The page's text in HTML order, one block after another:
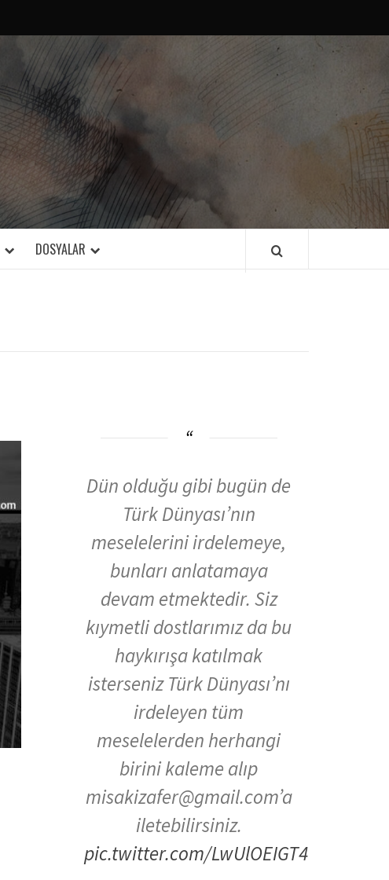
DOSYALAR
Dün olduğu gibi bugün de
Türk Dünyası’nın
meselelerini irdelemeye,
bunları anlatamaya
devam etmektedir. Siz
kıymetli dostlarımız da bu
haykırışa katılmak
isterseniz Türk Dünyası’nı
irdeleyen tüm
meselelerden herhangi
birini kaleme alıp
misakizafer@gmail.com’a
iletebilirsiniz.
pic.twitter.com/LwUlOEIGT4